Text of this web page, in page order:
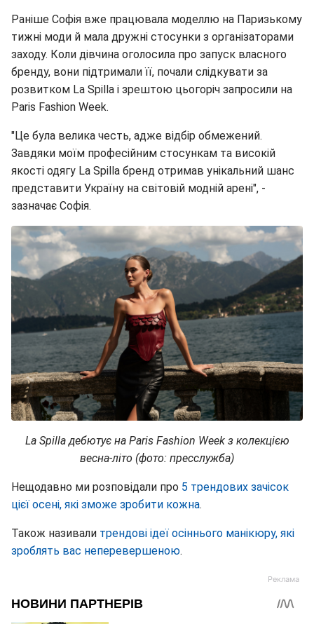
Раніше Софія вже працювала моделлю на Паризькому
тижні моди й мала дружні стосунки з організаторами
заходу. Коли дівчина оголосила про запуск власного
бренду, вони підтримали її, почали слідкувати за
розвитком La Spilla і зрештою цьогоріч запросили на
Paris Fashion Week.
"Це була велика честь, адже відбір обмежений.
Завдяки моїм професійним стосункам та високій
якості одягу La Spilla бренд отримав унікальний шанс
представити Україну на світовій модній арені", -
зазначає Софія.
La Spilla дебютує на Paris Fashion Week з колекцією
весна-літо (фото: пресслужба)
Нещодавно ми розповідали про 5 трендових зачісок
цієї осені, які зможе зробити кожна.
Також називали трендові ідеї осіннього манікюру, які
зроблять вас неперевершеною.